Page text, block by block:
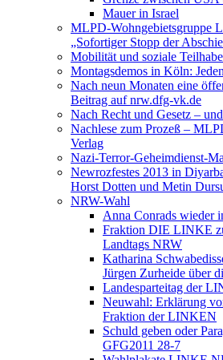
Mauer in Israel
MLPD-Wohngebietsgruppe
„Sofortiger Stopp der
Mobilität und soziale
Montagsdemos in Köln:
Nach neun Monaten eine
Beitrag auf nrw.dfg-vk.de
Nach Recht und Gesetz –
Nachlese zum Prozeß –
Verlag
Nazi-Terror-Geheimdienst-
Newrozfestes 2013 in
Horst Dotten und Metin
NRW-Wahl
Anna Conrads wieder
Fraktion DIE LINKE
Landtags NRW
Katharina
Jürgen Zurheide über
Landesparteitag der
Neuwahl: Erklärung
Fraktion der LINKEN
Schuld geben oder
GFG2011 28-7